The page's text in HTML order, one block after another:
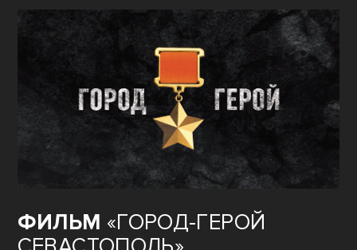
ФИЛЬМ «ГОРОД-ГЕРОЙ